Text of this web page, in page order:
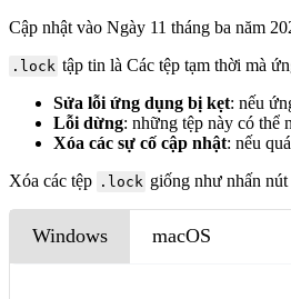
Cập nhật vào Ngày 11 tháng ba năm
.lock tập tin là Các tệp tạm thời mà
Sửa lỗi ứng dụng bị kẹt: nếu
Lỗi dừng: những tệp này có thể
Xóa các sự cố cập nhật: nếu
Xóa các tệp .lock giống như nhấn
Windows macOS